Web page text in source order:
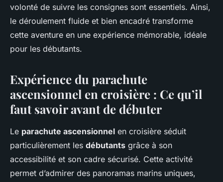
volonté de suivre les consignes sont essentiels. Ainsi,
le déroulement fluide et bien encadré transforme
cette aventure en une expérience mémorable, idéale
pour les débutants.
Expérience du parachute
ascensionnel en croisière : Ce qu’il
faut savoir avant de débuter
Le parachute ascensionnel en croisière séduit
particulièrement les débutants grâce à son
accessibilité et son cadre sécurisé. Cette activité
permet d’admirer des panoramas marins uniques,